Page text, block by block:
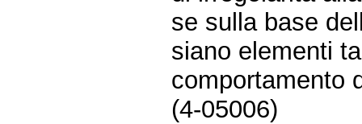
se sulla base
siano elementi
comportamento
(4-05006)